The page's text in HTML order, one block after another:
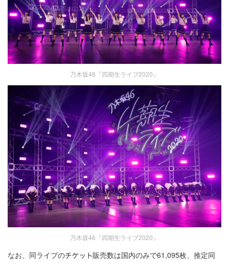
乃木坂46『四期生ライブ2020』
乃木坂46『四期生ライブ2020』
なお、同ライブの
販売数は国内のみで61,095枚、推定同